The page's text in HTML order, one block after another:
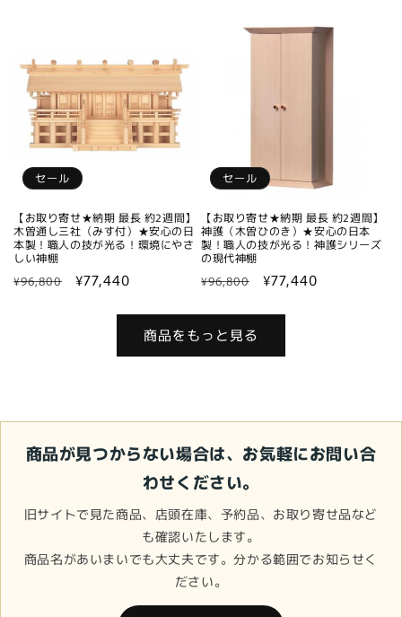
格
価
セール
【お取り寄せ★納期 最長 約2週間】
木曽通し三社（みす付）★安心の日
本製！職人の技が光る！環境にやさ
しい神棚
通
¥96,800
セ
¥77,440
セール
【お取り寄せ★納期 最長 約2週間】
神護（木曽ひのき）★安心の日本
製！職人の技が光る！神護シリーズ
の現代神棚
通
格
¥96,800
セ
¥77,440
商品をもっと見る
商品が見つからない場合は、お気軽にお問い合
わせください。
旧サイトで見た商品、店頭在庫、予約品、お取り寄せ品など
も確認いたします。
商品名があいまいでも大丈夫です。分かる範囲でお知らせく
ださい。